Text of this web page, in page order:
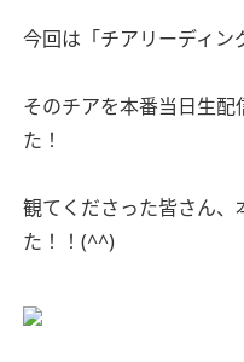
今回は「チアリーディ
そのチアを本番当日生
た！
観てくださった皆さん
た！！(^^)